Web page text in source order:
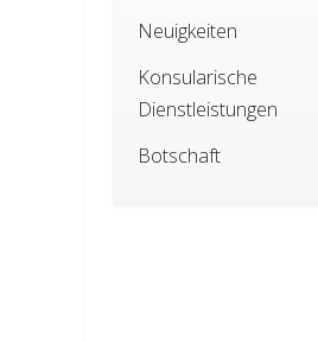
Neuigkeiten
Konsularische
Dienstleistungen
Botschaft